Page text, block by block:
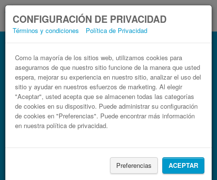
CONFIGURACIÓN DE PRIVACIDAD
Términos y condiciones Política de Privacidad
Como la mayoría de los sitios web, utilizamos cookies para
asegurarnos de que nuestro sitio funcione de la manera que usted
espera, mejorar su experiencia en nuestro sitio, analizar el uso del
sitio y ayudar en nuestros esfuerzos de marketing. Al elegir
"Aceptar", usted acepta que se almacenen todas las categorías
de cookies en su dispositivo. Puede administrar su configuración
de cookies en "Preferencias". Puede encontrar más información
en nuestra política de privacidad.
Preferencias ACEPTAR
Autobús Angora Safranbolu
Billetes de autobuses en solo 3 pasos
Busca también alojamiento con Booking.com